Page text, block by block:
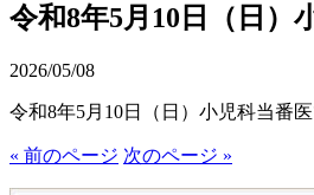
令和8年5月10日（日）
2026/05/08
令和8年5月10日（日）小児科当番
« 前のページ 次のページ »